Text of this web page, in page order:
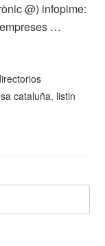
@) infopime:
…
cataluña, listin